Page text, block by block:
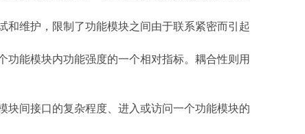
和维护，限制了功能模块之间由于联系紧密而引起
能模块内功能强度的一个相对指标。耦合性则用
块间接口的复杂程度、进入或访问一个功能模块的